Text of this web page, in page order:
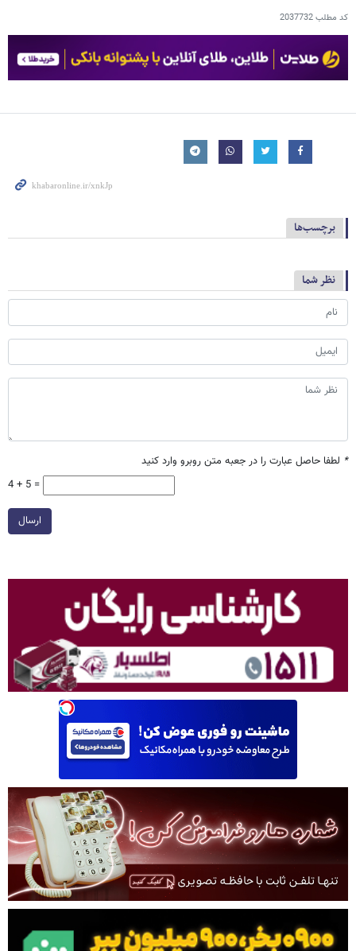
کد مطلب2037732
برچسب‌ها
نظر شما
* لطفا حاصل عبارت را در جعبه متن روبرو وارد کنید
4 + 5 =
ارسال